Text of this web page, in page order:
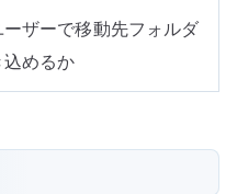
ザーで移動先フォルダ
めるか